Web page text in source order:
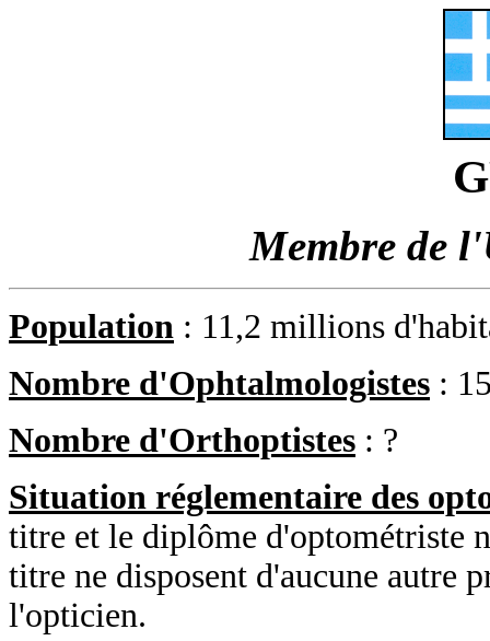
Membre de
Population : 11,2 millions
Nombre d'Ophtalmologistes :
Nombre d'Orthoptistes : ?
Situation réglementaire des
titre et le diplôme d'optométriste
titre ne disposent d'aucune autre
l'opticien.